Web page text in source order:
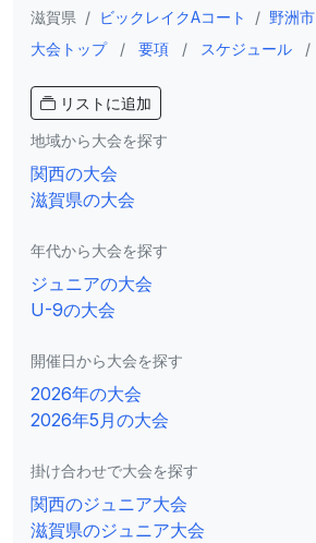
滋賀県 / ビックレイクAコート / 野洲市
大会トップ
/ 要項 / スケジュール /
リストに追加
地域から大会を探す
関西の大会
滋賀県の大会
年代から大会を探す
ジュニアの大会
U-9の大会
開催日から大会を探す
2026年の大会
2026年5月の大会
掛け合わせで大会を探す
関西のジュニア大会
滋賀県のジュニア大会